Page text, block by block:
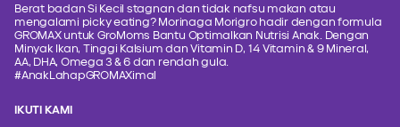
Berat badan Si Kecil stagnan dan tidak nafsu makan atau
mengalami picky eating? Morinaga Morigro hadir dengan formula
GROMAX untuk GroMoms Bantu Optimalkan Nutrisi Anak. Dengan
Minyak Ikan, Tinggi Kalsium dan Vitamin D, 14 Vitamin & 9 Mineral,
AA, DHA, Omega 3 & 6 dan rendah gula.
#AnakLahapGROMAXimal
IKUTI KAMI